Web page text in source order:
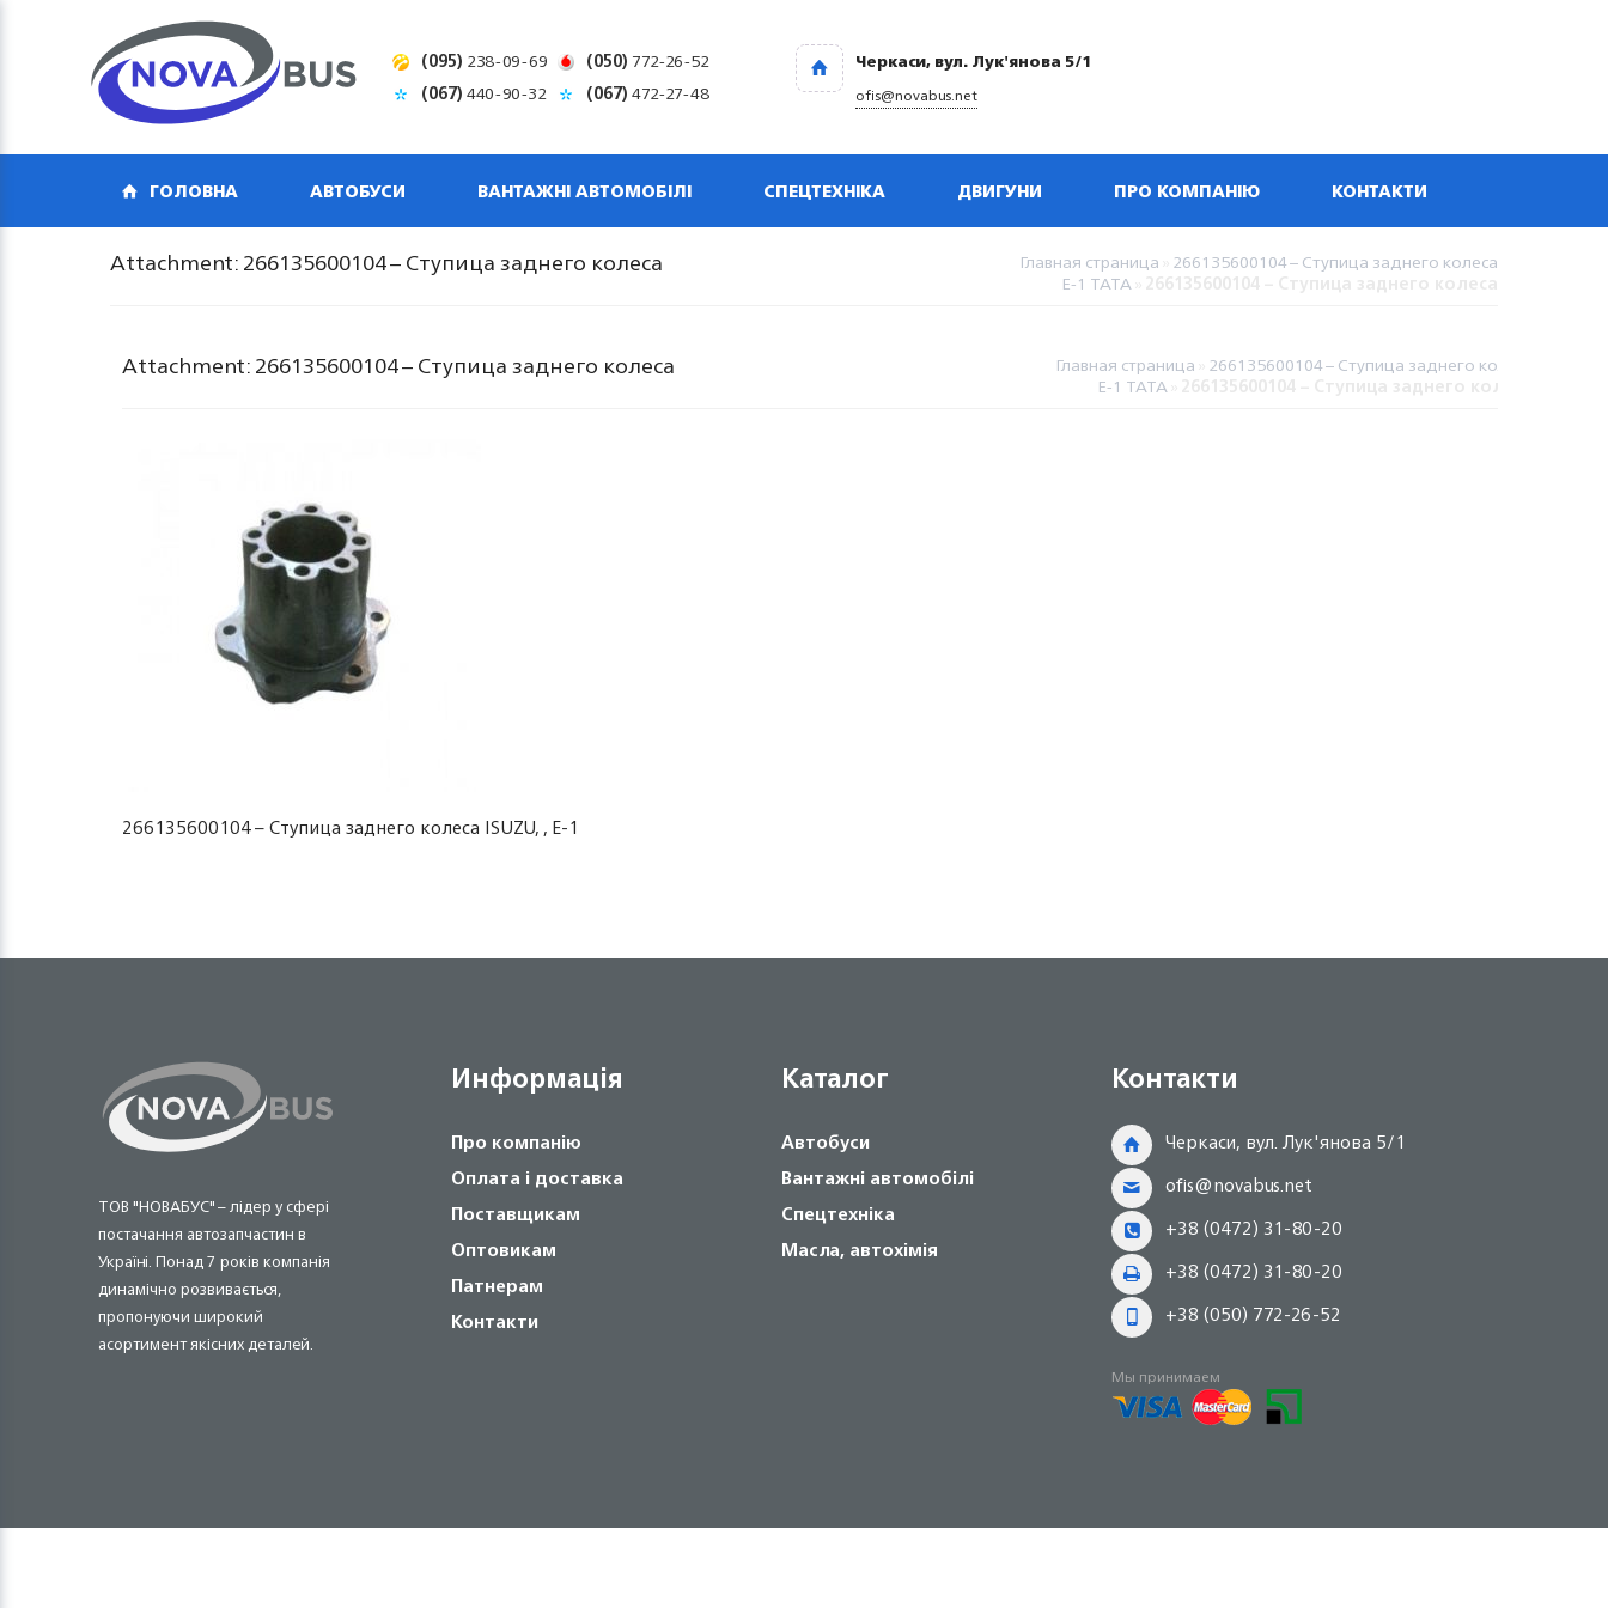
(095) 238-09-69 (050) 772-26-52
(067)440-90-32 (067)472-27-48
Черкаси, вул. Лук'янова 5/1
ofis@novabus.net
ГОЛОВНА АВТОБУСИ ВАНТАЖНІ АВТОМОБІЛІ СПЕЦТЕХНІКА ДВИГУНИ ПРО КОМПАНІЮ КОНТАКТИ
Attachment: 266135600104 – Ступица заднего колеса Главная страница 266135600104 – Ступица заднего колеса
Е-1 TATA
Attachment: 266135600104 – Ступица заднего колеса Главная страница 266135600104 – Ступица заднего колеса
Е-1 TATA
266135600104 – Ступица заднего колеса ISUZU, , Е-1
ТОВ "НОВАБУС" – лідер у сфері
постачання автозапчастин в
Україні. Понад 7 років компанія
динамічно розвивається,
пропонуючи широкий
асортимент якісних деталей.
Информація
Про компанію
Оплата і доставка
Поставщикам
Оптовикам
Патнерам
Контакти
Каталог
Автобуси
Вантажні автомобілі
Спецтехніка
Масла, автохімія
Контакти
Черкаси, вул. Лук'янова 5/1
ofis@novabus.net
+38 (0472) 31-80-20
+38 (0472) 31-80-20
+38 (050) 772-26-52
Мы принимаем